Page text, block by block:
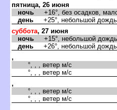
пятница, 26 июня
ночь +16°, без осадков,
день +25°, небольшой
суббота, 27 июня
ночь +15°, небольшой
день +26°, небольшой
,
°, , , ветер м/с
°, , , ветер м/с
,
°, , , ветер м/с
°, , , ветер м/с